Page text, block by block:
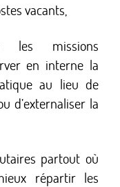
vacants,
les missions
en interne la
au lieu de
d’externaliser la
partout où
répartir les